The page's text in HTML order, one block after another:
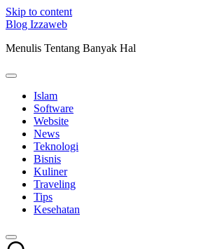
Skip to content
Blog Izzaweb
Menulis Tentang Banyak Hal
Islam
Software
Website
News
Teknologi
Bisnis
Kuliner
Traveling
Tips
Kesehatan